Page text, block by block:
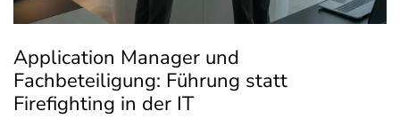
Application Manager und
Fachbeteiligung: Führung statt
Firefighting in der IT